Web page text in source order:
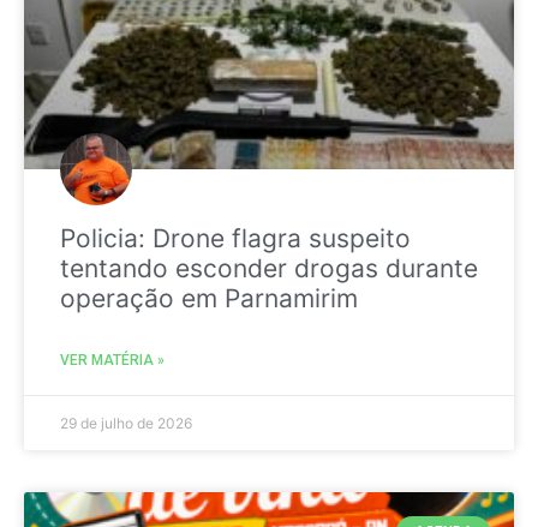
Policia: Drone flagra suspeito
tentando esconder drogas durante
operação em Parnamirim
VER MATÉRIA »
29 de julho de 2026